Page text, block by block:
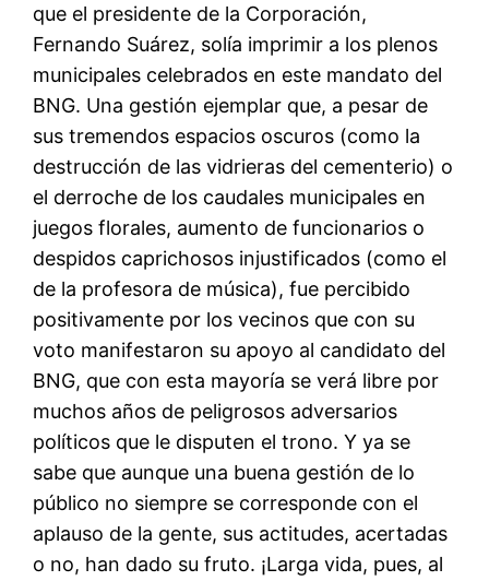
que el presidente de la Corporación,
Fernando Suárez, solía imprimir a los plenos
municipales celebrados en este mandato del
BNG. Una gestión ejemplar que, a pesar de
sus tremendos espacios oscuros (como la
destrucción de las vidrieras del cementerio) o
el derroche de los caudales municipales en
juegos florales, aumento de funcionarios o
despidos caprichosos injustificados (como el
de la profesora de música), fue percibido
positivamente por los vecinos que con su
voto manifestaron su apoyo al candidato del
BNG, que con esta mayoría se verá libre por
muchos años de peligrosos adversarios
políticos que le disputen el trono. Y ya se
sabe que aunque una buena gestión de lo
público no siempre se corresponde con el
aplauso de la gente, sus actitudes, acertadas
o no, han dado su fruto. ¡Larga vida, pues, al